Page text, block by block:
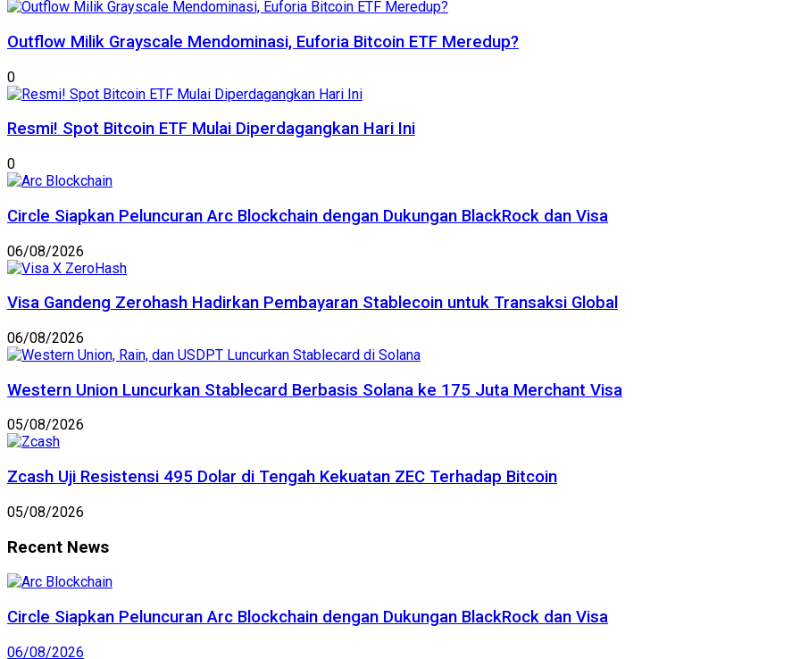
Outflow Milik Grayscale Mendominasi, Euforia Bitcoin ETF Meredup?
0
Resmi! Spot Bitcoin ETF Mulai Diperdagangkan Hari Ini
0
Circle Siapkan Peluncuran Arc Blockchain dengan Dukungan BlackRock dan Visa
06/08/2026
Visa Gandeng Zerohash Hadirkan Pembayaran Stablecoin untuk Transaksi Global
06/08/2026
Western Union Luncurkan Stablecard Berbasis Solana ke 175 Juta Merchant Visa
05/08/2026
Zcash Uji Resistensi 495 Dolar di Tengah Kekuatan ZEC Terhadap Bitcoin
05/08/2026
Recent News
Circle Siapkan Peluncuran Arc Blockchain dengan Dukungan BlackRock dan Visa
06/08/2026